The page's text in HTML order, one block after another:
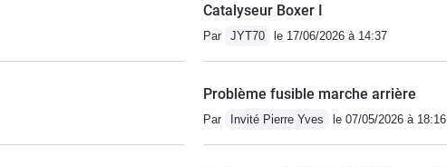
Catalyseur Boxer I
Par JYT70 le 17/06/2026 à 14:37
Problème fusible marche arrière
Par Invité Pierre Yves le 07/05/2026 à 18:16